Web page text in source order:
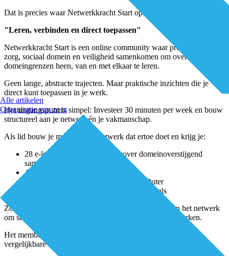
Alle artikelen
Organisatie van zorg
Dat is precies waar Netwerkkracht Start op inspeelt.
"Leren, verbinden en direct toepassen"
Netwerkkracht Start is een online community waar professionals uit
zorg, sociaal domein en veiligheid samenkomen om over
domeingrenzen heen, van en met elkaar te leren.
Geen lange, abstracte trajecten. Maar praktische inzichten die je
direct kunt toepassen in je werk.
Het uitgangspunt is simpel: Investeer 30 minuten per week en bouw
structureel aan je netwerk én je vakmanschap.
Als lid bouw je mee aan een netwerk dat ertoe doet en krijg je:
28 e-learnings met vakexperts over domeinoverstijgend
samenwerken
4 live webinars per jaar
Online kennissessies met Bianca den Outer
Een landelijke community van professionals
Zo ontwikkel je niet alleen kennis, maar ook de taal en het netwerk
om samenwerking daadwerkelijk van binnenuit te versterken.
Het membership kost €195 per jaar, een fractie van wat
vergelijkbare trainingen, webinars en congressen kosten.